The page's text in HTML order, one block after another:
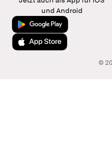
und Android
Jetzt bei Google Play
Laden im App Store
©